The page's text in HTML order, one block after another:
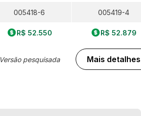
005418-6
R$ 52.550
Versão pesquisada
005419-4
R$ 52.879
Mais detalhes